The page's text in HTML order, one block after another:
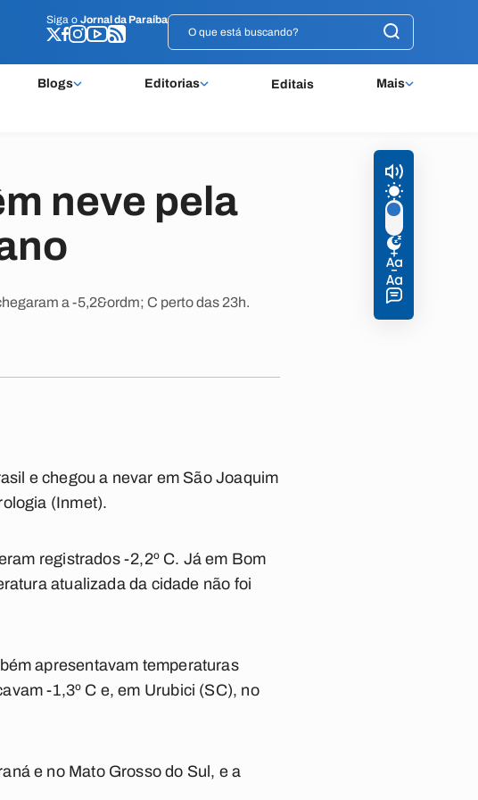
Siga o Jornal da Paraíba
Blogs Editorias Editais Mais
Siga o Jornal da Paraíba
neve pela
a -5,2&ordm; C perto das 23h.
e chegou a nevar em São Joaquim
(Inmet).
registrados -2,2º C. Já em Bom
atualizada da cidade não foi
apresentavam temperaturas
-1,3º C e, em Urubici (SC), no
e no Mato Grosso do Sul, e a